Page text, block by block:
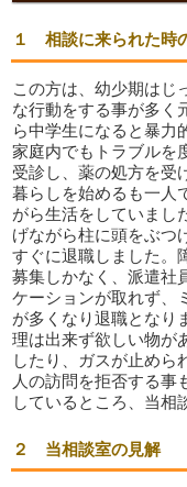
１ 相談に来られた時
この方は、幼少期はじ
な行動をする事が多く
ら中学生になると暴力
家庭内でもトラブルを
受診し、薬の処方を受
暮らしを始めるも一人
がら生活をしていまし
げながら柱に頭をぶつ
すぐに退職しました。
募集しかなく、派遣社
ケーションが取れず、
が多くなり退職となり
理は出来ず欲しい物が
したり、ガスが止めら
人の訪問を拒否する事
しているところ、当相
２ 当相談室の見解